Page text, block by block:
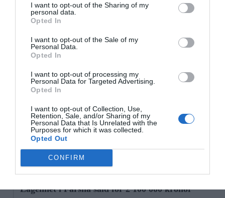
I want to opt-out of the Sharing of my
personal data.
Opted In
I want to opt-out of the Sale of my
Personal Data.
Opted In
I want to opt-out of processing my
Personal Data for Targeted Advertising.
Opted In
I want to opt-out of Collection, Use,
Retention, Sale, and/or Sharing of my
Personal Data that Is Unrelated with the
Purposes for which it was collected.
Opted Out
CONFIRM
vi kan göra underverk"
Senaste fastighetsköp
28/4 FASTIGHETSKÖP
Fritidshus på Vätö såld för 1 895 000 kronor
20/4 FASTIGHETSKÖP
Lägenhet på Grossgärdet såld för 1 550 000
kronor
5/4 FASTIGHETSKÖP
Lägenhet i Färsna såld för 2 100 000 kronor